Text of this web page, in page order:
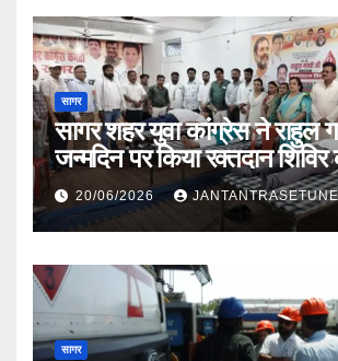
सागर
सागर शहर युवा कांग्रेस ने राहुल
जन्मदिन पर किया रक्तदान
20/06/2026
सागर